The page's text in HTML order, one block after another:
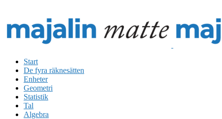
Start
De fyra räknesätten
Enheter
Geometri
Statistik
Tal
Algebra